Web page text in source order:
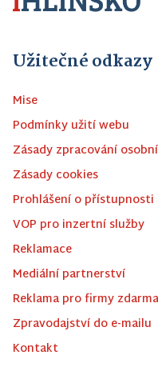
Užitečné odkazy
Mise
Podmínky užití webu
Zásady zpracování
Zásady cookies
Prohlášení o přístupnosti
VOP pro inzertní služby
Reklamace
Mediální partnerství
Reklama pro firmy zdarma
Zpravodajství do e-mailu
Kontakt